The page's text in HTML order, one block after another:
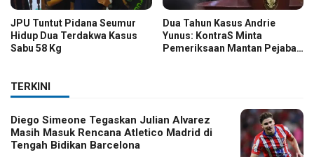
JPU Tuntut Pidana Seumur
Hidup Dua Terdakwa Kasus
Sabu 58 Kg
Dua Tahun Kasus Andrie
Yunus: KontraS Minta
Pemeriksaan Mantan Pejabat
TERKINI
Diego Simeone Tegaskan Julian Alvarez
Masih Masuk Rencana Atletico Madrid di
Tengah Bidikan Barcelona